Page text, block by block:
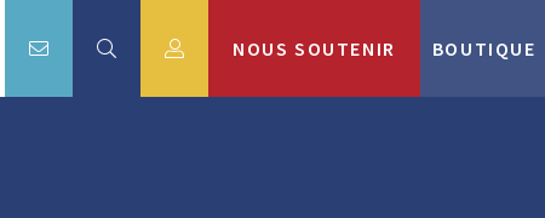
NOUS SOUTENIR BOUTIQUE